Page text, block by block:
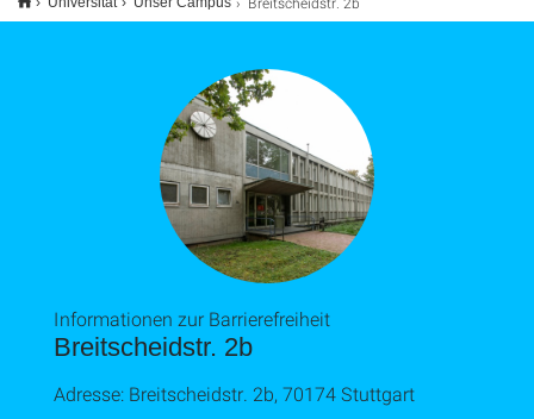
Breitscheidstr. 2b
Informationen zur Barrierefreiheit
Adresse: Breitscheidstr. 2b, 70174 Stuttgart